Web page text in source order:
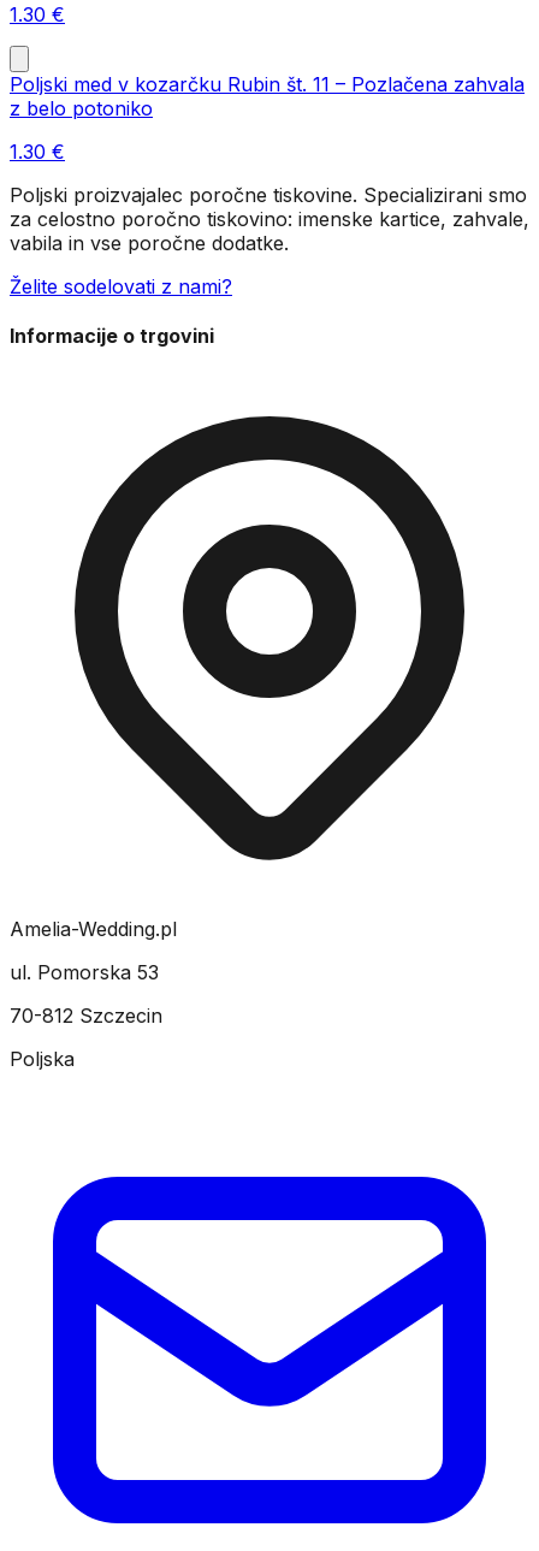
1.30 €
Poljski med v kozarčku Rubin št. 11 – Pozlačena zahvala
z belo potoniko
1.30 €
Poljski proizvajalec poročne tiskovine. Specializirani smo
za celostno poročno tiskovino: imenske kartice, zahvale,
vabila in vse poročne dodatke.
Želite sodelovati z nami?
Informacije o trgovini
Amelia-Wedding.pl
ul. Pomorska 53
70-812 Szczecin
Poljska